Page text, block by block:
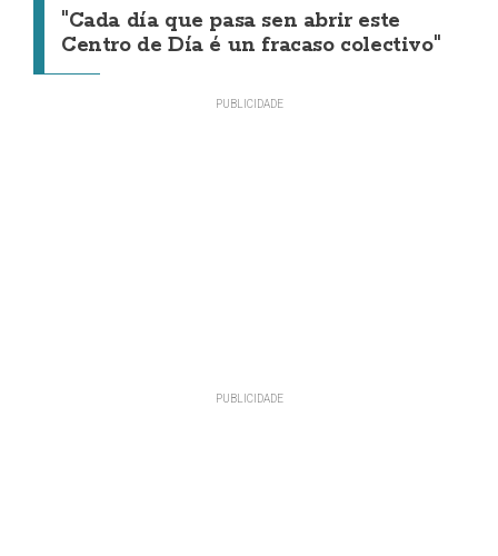
"Cada día que pasa sen abrir este
Centro de Día é un fracaso colectivo"